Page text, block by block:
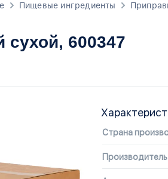
Пищевые ингредиенты
сухой, 600347
Страна
Производитель